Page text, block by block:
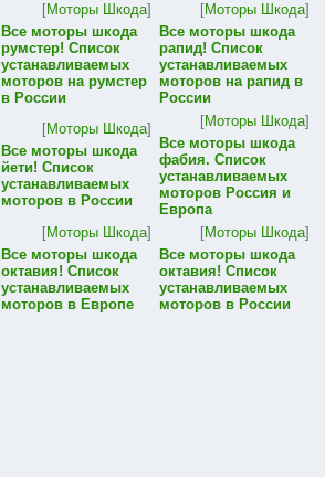
[Моторы Шкода]
Все моторы шкода
румстер! Список
устанавливаемых
моторов на румстер
в России
[Моторы Шкода]
Все моторы шкода
рапид! Список
устанавливаемых
моторов на рапид в
России
[Моторы Шкода]
Все моторы шкода
йети! Список
устанавливаемых
моторов в России
[Моторы Шкода]
Все моторы шкода
фабия. Список
устанавливаемых
моторов Россия и
Европа
[Моторы Шкода]
Все моторы шкода
октавия! Список
устанавливаемых
моторов в Европе
[Моторы Шкода]
Все моторы шкода
октавия! Список
устанавливаемых
моторов в России